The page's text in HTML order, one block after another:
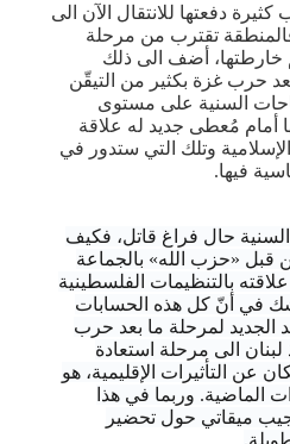
دفعتها للانتقال الآن الى
تقترب من مرحلة
خارطتها، أضف الى ذلك
حرب غزة بكثير من التيقّن
السنية على مستوى
أمام مُعطى جديد له علاقة
وتلك التي ستدور في
فيها.
حال فراغ قاتل، فكيف
قبل «حزب الله» بالجماعة
بالتنظيمات الفلسطينية
في أنّ كل هذه الحسابات
الجديد لمرحلة ما بعد حرب
الى مرحلة استعادة
عن التأثيرات الإقليمية، هو
الماضية. وربما في هذا
ميقاتي حول تحضير